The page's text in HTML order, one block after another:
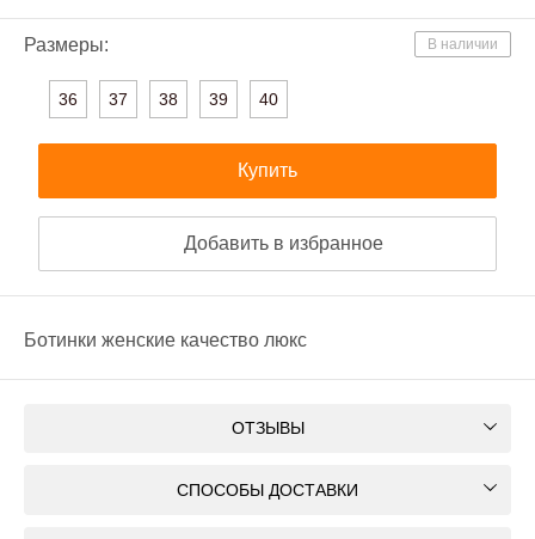
В наличии
Размеры:
36 37 38 39 40
Купить
Добавить в избранное
Ботинки женские качество люкс
ОТЗЫВЫ
СПОСОБЫ ДОСТАВКИ